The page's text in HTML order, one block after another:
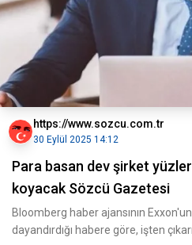
https://www.sozcu.com.tr
30 Eylül 2025 14:12
Para basan dev şirket
koyacak Sözcü Gazetesi
Bloomberg haber ajansının
dayandırdığı habere göre, işten